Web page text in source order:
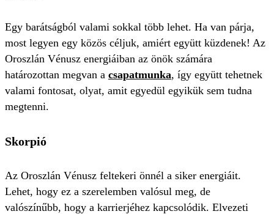
Egy barátságból valami sokkal több lehet. Ha van párja,
most legyen egy közös céljuk, amiért együtt küzdenek! Az
Oroszlán Vénusz energiáiban az önök számára
határozottan megvan a csapatmunka, így együtt tehetnek
valami fontosat, olyat, amit egyedül egyikük sem tudna
megtenni.
Skorpió
Az Oroszlán Vénusz feltekeri önnél a siker energiáit.
Lehet, hogy ez a szerelemben valósul meg, de
valószínűbb, hogy a karrierjéhez kapcsolódik. Elvezeti